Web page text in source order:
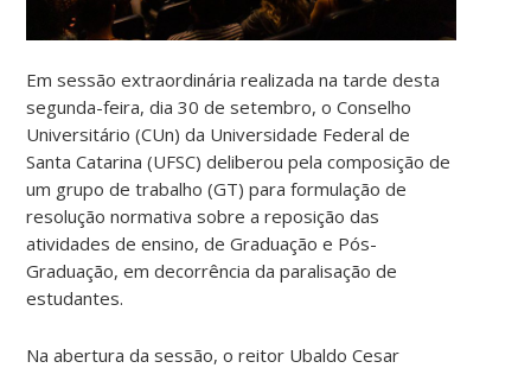
Em sessão extraordinária realizada na tarde desta
segunda-feira, dia 30 de setembro, o Conselho
Universitário (CUn) da Universidade Federal de
Santa Catarina (UFSC) deliberou pela composição de
um grupo de trabalho (GT) para formulação de
resolução normativa sobre a reposição das
atividades de ensino, de Graduação e Pós-
Graduação, em decorrência da paralisação de
estudantes.
Na abertura da sessão, o reitor Ubaldo Cesar